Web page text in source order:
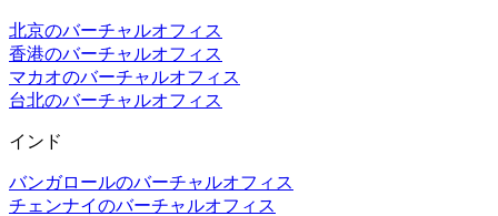
北京のバーチャルオフィス
香港のバーチャルオフィス
マカオのバーチャルオフィス
台北のバーチャルオフィス
インド
バンガロールのバーチャルオフィス
チェンナイのバーチャルオフィス